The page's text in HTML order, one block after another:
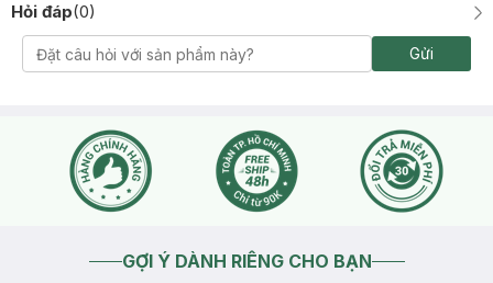
Hỏi đáp(0)
Gửi
GỢI Ý DÀNH RIÊNG CHO BẠN